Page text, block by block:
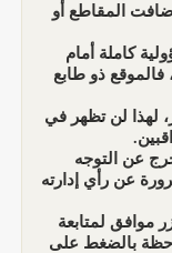
إضافت المقاطع أو
كاملة أمام
فالموقع ذو طابع
لهذا لن تظهر في
عن التوجه
عن رأي إدارته
موافق لمتابعة
بالضغط على